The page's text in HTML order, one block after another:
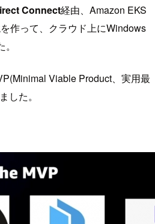
Connect経由、Amazon EKS
作って、クラウド上にWindows
Viable Product、実用最
した。